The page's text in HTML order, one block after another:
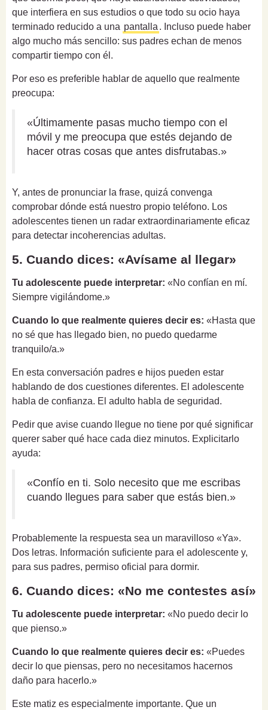
que interfiera en sus estudios o que todo su ocio haya
terminado reducido a una pantalla . Incluso puede haber
algo mucho más sencillo: sus padres echan de menos
compartir tiempo con él.
Por eso es preferible hablar de aquello que realmente
preocupa:
«Últimamente pasas mucho tiempo con el
móvil y me preocupa que estés dejando de
hacer otras cosas que antes disfrutabas.»
Y, antes de pronunciar la frase, quizá convenga
comprobar dónde está nuestro propio teléfono. Los
adolescentes tienen un radar extraordinariamente eficaz
para detectar incoherencias adultas.
5. Cuando dices: «Avísame al llegar»
Tu adolescente puede interpretar: «No confían en mí.
Siempre vigilándome.»
Cuando lo que realmente quieres decir es: «Hasta que
no sé que has llegado bien, no puedo quedarme
tranquilo/a.»
En esta conversación padres e hijos pueden estar
hablando de dos cuestiones diferentes. El adolescente
habla de confianza. El adulto habla de seguridad.
Pedir que avise cuando llegue no tiene por qué significar
querer saber qué hace cada diez minutos. Explicitarlo
ayuda:
«Confío en ti. Solo necesito que me escribas
cuando llegues para saber que estás bien.»
Probablemente la respuesta sea un maravilloso «Ya».
Dos letras. Información suficiente para el adolescente y,
para sus padres, permiso oficial para dormir.
6. Cuando dices: «No me contestes así»
Tu adolescente puede interpretar: «No puedo decir lo
que pienso.»
Cuando lo que realmente quieres decir es: «Puedes
decir lo que piensas, pero no necesitamos hacernos
daño para hacerlo.»
Este matiz es especialmente importante. Que un